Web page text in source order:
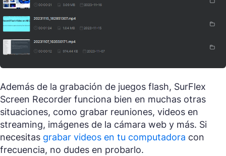
Además de la grabación de juegos flash, SurFlex
Screen Recorder funciona bien en muchas otras
situaciones, como grabar reuniones, videos en
streaming, imágenes de la cámara web y más. Si
necesitas grabar videos en tu computadora con
frecuencia, no dudes en probarlo.